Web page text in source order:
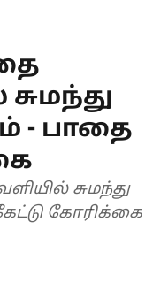
- பாதை
சுமந்து
கோரிக்கை